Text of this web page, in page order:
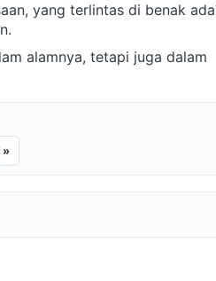
yang terlintas di benak
alamnya, tetapi juga dalam
»